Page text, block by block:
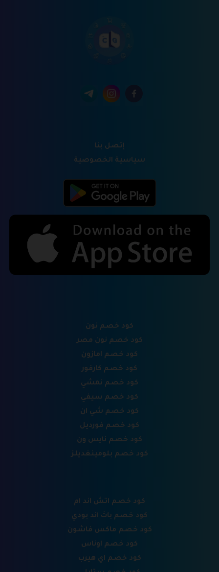
إتصل بنا
سياسية الخصوصية
كود خصم نون
كود خصم نون مصر
كود خصم امازون
كود خصم كارفور
كود خصم نمشي
كود خصم سيفي
كود خصم شي ان
كود خصم فورديل
كود خصم نايس ون
كود خصم بلومينغديلز
كود خصم اتش اند ام
كود خصم باث اند بودي
كود خصم ماكس فاشون
كود خصم اوناس
كود خصم اي هيرب